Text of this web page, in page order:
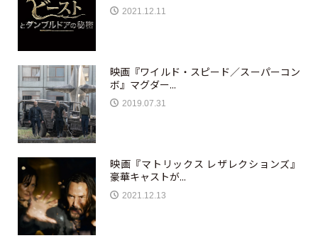
2021.12.11
映画『ワイルド・スピード／スーパーコン
ボ』マグダー...
2019.07.31
映画『マトリックス レザレクションズ』
豪華キャストが...
2021.12.13